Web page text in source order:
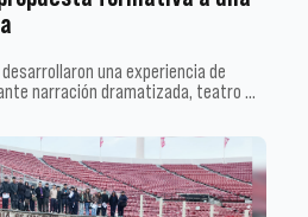
una experiencia de
narración dramatizada, teatro …